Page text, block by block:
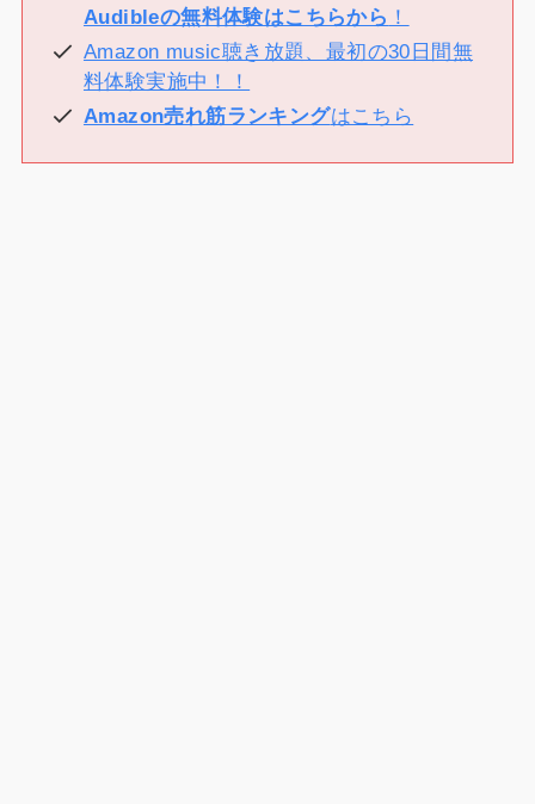
Audibleの無料体験はこちらから ！
Amazon music聴き放題、最初の30日間無
料体験実施中！！
Amazon売れ筋ランキングはこちら